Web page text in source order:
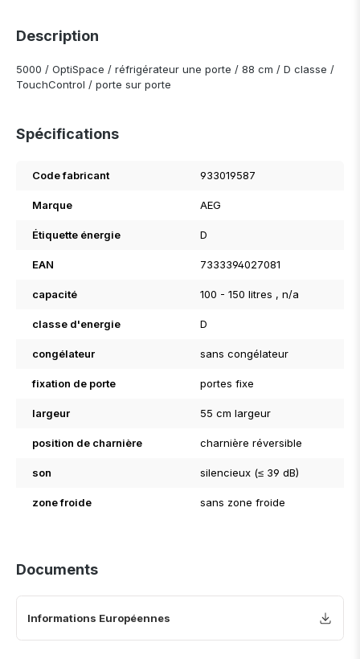
Description
5000 / OptiSpace / réfrigérateur une porte / 88 cm / D classe /
TouchControl / porte sur porte
Spécifications
Code fabricant 933019587
Marque AEG
Étiquette énergie D
EAN 7333394027081
capacité 100 - 150 litres , n/a
classe d'energie D
congélateur sans congélateur
fixation de porte portes fixe
largeur 55 cm largeur
position de charnière charnière réversible
son silencieux (≤ 39 dB)
zone froide sans zone froide
Documents
Informations Européennes